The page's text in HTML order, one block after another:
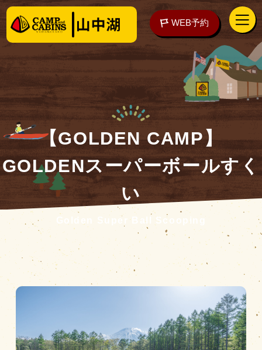
WEB予約
泊まる
楽しむ
ご予約の前に
【GOLDEN CAMP】
GOLDENスーパーボールすく
い
Golden Super Ball Scooping